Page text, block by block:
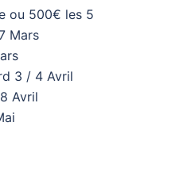
ou 500€ les 5
Mars
3 / 4 Avril
Avril